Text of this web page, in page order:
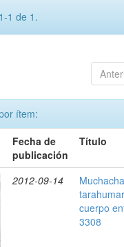
1 de 1.
ítem:
Fecha de
publicación
Título
2012-09-14
Muchacha
cuerpo
3308